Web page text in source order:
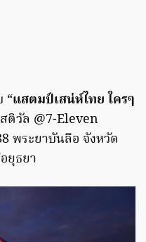
“แสตมป์เสน่ห์ไทย ใครๆ
ติวัล @7-Eleven
พระยาบันลือ จังหวัด
ยุธยา